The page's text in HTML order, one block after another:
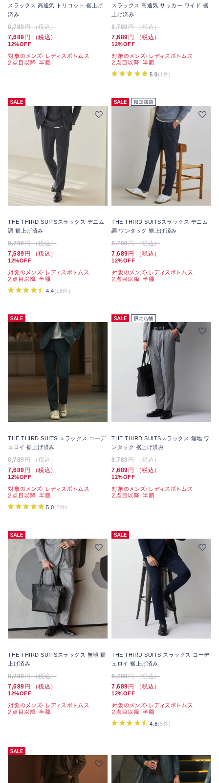
スラックス 高通気 トリコット 裾上げ
済み
8,789円 （税込）
7,689 円 （税込）
12%OFF
スラックス 高通気 サッカー ワイド 裾
上げ済み
8,789円 （税込）
7,689 円 （税込）
12%OFF
5.0(1件)
THE THIRD SUITSスラックス デニム
調 裾上げ済み
8,789円 （税込）
7,689 円 （税込）
12%OFF
4.4(18件)
THE THIRD SUITSスラックス デニム
調 ワンタック 裾上げ済み
8,789円 （税込）
7,689 円 （税込）
12%OFF
THE THIRD SUITS スラックス コーデ
ュロイ 裾上げ済み
8,789円 （税込）
7,689 円 （税込）
12%OFF
5.0(2件)
THE THIRD SUITSスラックス 無地 ワ
ンタック 裾上げ済み
8,789円 （税込）
7,689 円 （税込）
12%OFF
THE THIRD SUITSスラックス 無地 裾
上げ済み
8,789円 （税込）
7,689 円 （税込）
12%OFF
THE THIRD SUITS スラックス コーデ
ュロイ 裾上げ済み
8,789円 （税込）
7,689 円 （税込）
12%OFF
4.6(5件)